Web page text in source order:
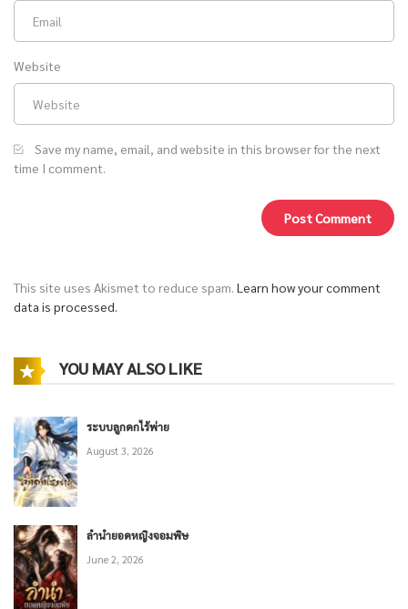
Website
Save my name, email, and website in this browser for the next
time I comment.
This site uses Akismet to reduce spam. Learn how your comment
data is processed.
YOU MAY ALSO LIKE
ระบบลูกดกไร้พ่าย
August 3, 2026
ลำนำยอดหญิงจอมพิษ
June 2, 2026